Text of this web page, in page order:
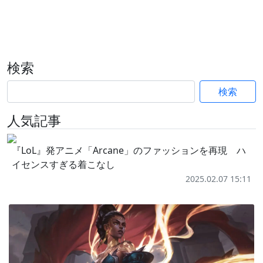
検索
検索
人気記事
『LoL』発アニメ「Arcane」のファッションを再現 ハ
イセンスすぎる着こなし
2025.02.07 15:11